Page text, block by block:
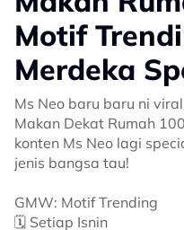
Motif
Merdeka
Ms Neo baru baru ni
Makan Dekat Rumah
konten Ms Neo lagi
jenis bangsa tau!
GMW: Motif Trending
🗓️ Setiap Isnin